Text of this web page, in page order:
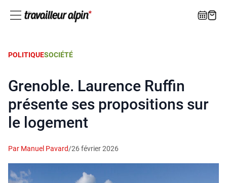
POLITIQUESOCIÉTÉ
Grenoble. Laurence Ruffin
présente ses propositions sur
le logement
Par Manuel Pavard/26 février 2026